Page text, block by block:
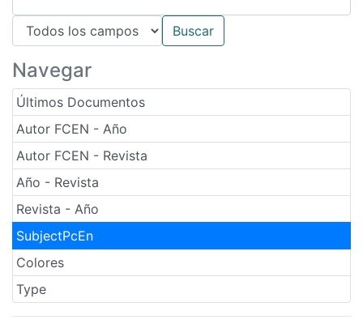
Navegar
Últimos Documentos
Autor FCEN - Año
Autor FCEN - Revista
Año - Revista
Revista - Año
SubjectPcEn
Colores
Type